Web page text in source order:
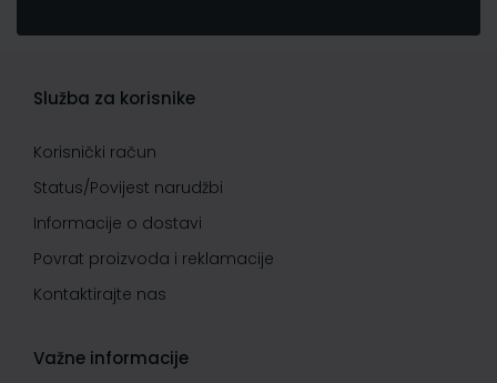
Služba za korisnike
Korisnički račun
Status/Povijest narudžbi
Informacije o dostavi
Povrat proizvoda i reklamacije
Kontaktirajte nas
Važne informacije